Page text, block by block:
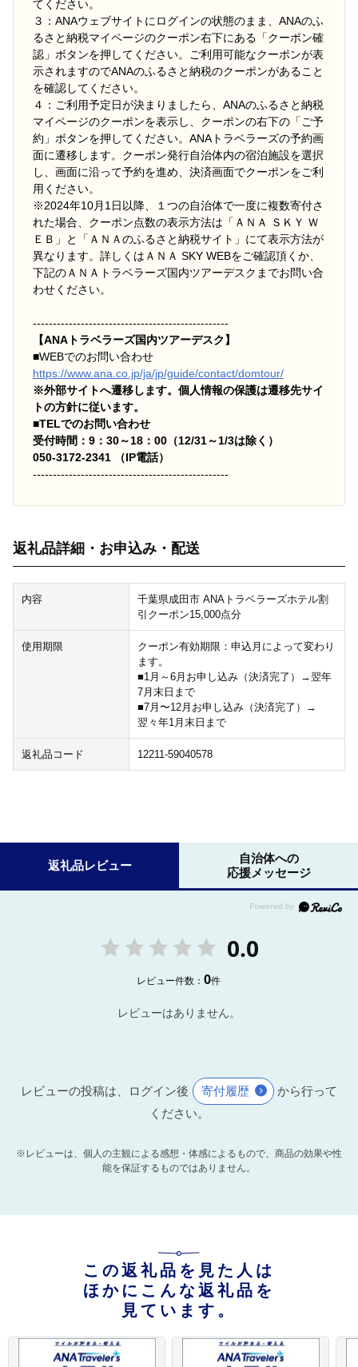
てください。
３：ANAウェブサイトにログインの状態のまま、ANAのふ
るさと納税マイページのクーポン右下にある「クーポン確
認」ボタンを押してください。ご利用可能なクーポンが表
示されますのでANAのふるさと納税のクーポンがあること
を確認してください。
４：ご利用予定日が決まりましたら、ANAのふるさと納税
マイページのクーポンを表示し、クーポンの右下の「ご予
約」ボタンを押してください。ANAトラベラーズの予約画
面に遷移します。クーポン発行自治体内の宿泊施設を選択
し、画面に沿って予約を進め、決済画面でクーポンをご利
用ください。
※2024年10月1日以降、１つの自治体で一度に複数寄付さ
れた場合、クーポン点数の表示方法は「ＡＮＡ ＳＫＹ Ｗ
ＥＢ」と「ＡＮＡのふるさと納税サイト」にて表示方法が
異なります。詳しくはＡＮＡ SKY WEBをご確認頂くか、
下記のＡＮＡトラベラーズ国内ツアーデスクまでお問い合
わせください。
-------------------------------------------------
【ANAトラベラーズ国内ツアーデスク】
■WEBでのお問い合わせ
https://www.ana.co.jp/ja/jp/guide/contact/domtour/
※外部サイトへ遷移します。個人情報の保護は遷移先サイ
トの方針に従います。
■TELでのお問い合わせ
受付時間：9：30～18：00（12/31～1/3は除く）
050-3172-2341 （IP電話）
-------------------------------------------------
返礼品詳細・お申込み・配送
内容
千葉県成田市 ANAトラベラーズホテル割
引クーポン15,000点分
使用期限
クーポン有効期限：申込月によって変わり
ます。
■1月～6月お申し込み（決済完了）→翌年
7月末日まで
■7月〜12月お申し込み（決済完了）→
翌々年1月末日まで
返礼品コード 12211-59040578
返礼品レビュー
自治体への
応援メッセージ
0.0
レビュー件数：0件
レビューはありません。
レビューの投稿は、ログイン後 寄付履歴
から行って
ください。
※レビューは、個人の主観による感想・体感によるもので、商品の効果や性
能を保証するものではありません。
この返礼品を見た人は
ほかにこんな返礼品を
見ています。